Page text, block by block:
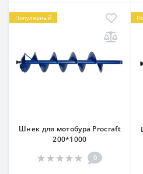
Популярный
Шнек для мотобура Procraft
200*1000
0